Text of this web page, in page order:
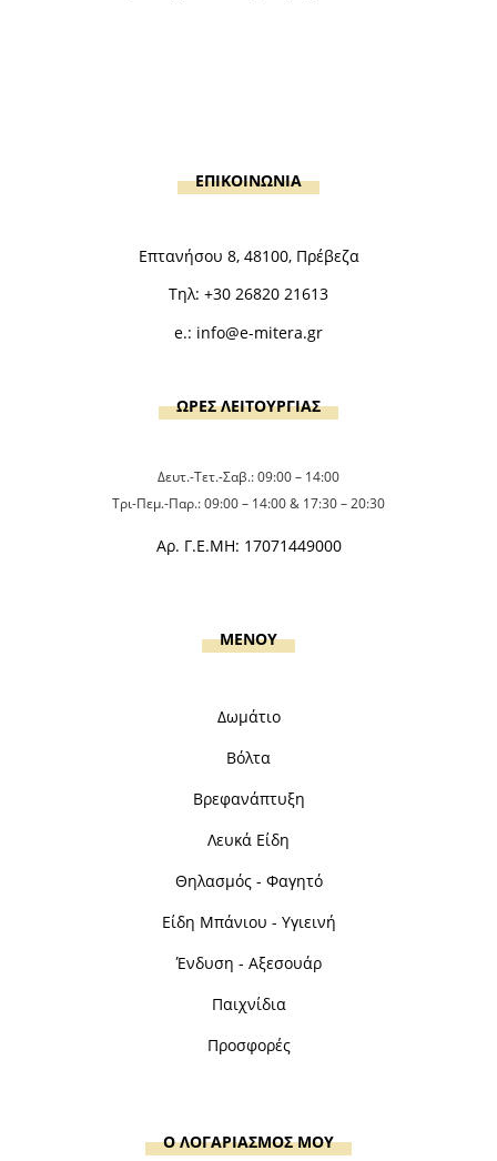
ΕΠΙΚΟΙΝΩΝΙΑ
Επτανήσου 8, 48100, Πρέβεζα
Τηλ: +30 26820 21613
e.: info@e-mitera.gr
ΩΡΕΣ ΛΕΙΤΟΥΡΓΙΑΣ
Δευτ.-Τετ.-Σαβ.: 09:00 – 14:00
Τρι-Πεμ.-Παρ.: 09:00 – 14:00 & 17:30 – 20:30
Αρ. Γ.Ε.ΜΗ: 17071449000
MENOY
Δωμάτιο
Βόλτα
Βρεφανάπτυξη
Λευκά Είδη
Θηλασμός - Φαγητό
Είδη Μπάνιου - Υγιεινή
Ένδυση - Αξεσουάρ
Παιχνίδια
Προσφορές
Ο ΛΟΓΑΡΙΑΣΜΟΣ ΜΟΥ